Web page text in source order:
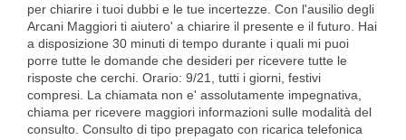
per chiarire i tuoi dubbi e le tue incertezze. Con l'ausilio degli
Arcani Maggiori ti aiutero' a chiarire il presente e il futuro. Hai
a disposizione 30 minuti di tempo durante i quali mi puoi
porre tutte le domande che desideri per ricevere tutte le
risposte che cerchi. Orario: 9/21, tutti i giorni, festivi
compresi. La chiamata non e' assolutamente impegnativa,
chiama per ricevere maggiori informazioni sulle modalità del
consulto. Consulto di tipo prepagato con ricarica telefonica